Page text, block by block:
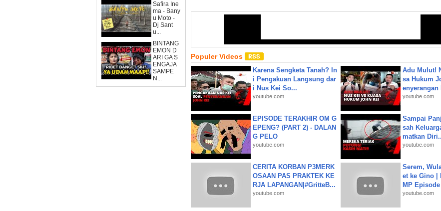
Safira Ine
ma - Bany
u Moto -
Dj Sant
u...
BINTANG
EMON D
ARI GA S
ENGAJA
SAMPE
N...
Populer Videos
Karena Sengketa Tanah? In
i Pengakuan Langsung dar
i Nus Kei So...
youtube.com
Adu Mulut!
sa Hukum
enyerangan
youtube.com
EPISODE TERAKHIR OM G
EPENG? (PART 2) - DALAN
G PELO
youtube.com
Sampai
sah
matkan
youtube.com
CERITA KORBAN P3MERK
OSAAN PAS PRAKTEK KE
RJA LAPANGAN|#GritteB...
youtube.com
Serem,
et ke Gino |
MP
youtube.com